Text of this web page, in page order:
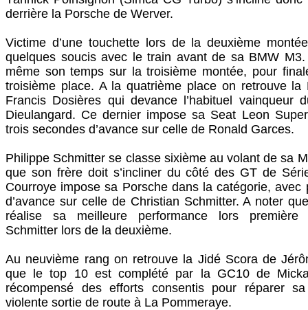
derrière la Porsche de Werver.
Victime d’une touchette lors de la deuxième
quelques soucis avec le train avant de sa BMW
même son temps sur la troisième montée, pour
troisième place. A la quatrième place on retrouve la
Francis Dosières qui devance l’habituel vainqueur
Dieulangard. Ce dernier impose sa Seat Leon
trois secondes d’avance sur celle de Ronald Garces.
Philippe Schmitter se classe sixième au volant de sa
que son frère doit s’incliner du côté des GT de
Courroye impose sa Porsche dans la catégorie, avec
d’avance sur celle de Christian Schmitter. A noter
réalise sa meilleure performance lors première
Schmitter lors de la deuxième.
Au neuvième rang on retrouve la Jidé Scora de
que le top 10 est complété par la GC10 de
récompensé des efforts consentis pour réparer
violente sortie de route à La Pommeraye.